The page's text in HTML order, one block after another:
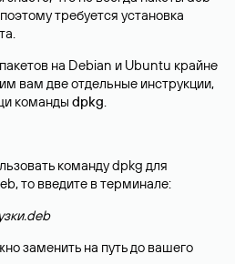
требуется установка
на Debian и Ubuntu крайне
вам две отдельные инструкции,
команды dpkg.
команду dpkg для
то введите в терминале:
заменить на путь до вашего